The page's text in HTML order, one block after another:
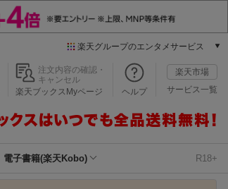
楽天グループのエンタメサービス
本/ゲーム/CD/DVD
楽天ブックス
楽天Kobo
注文内容の確認・
キャンセル
楽天ブックスMyページ
ヘルプ
楽天市場
サービス一覧
電子書籍(楽天Kobo) R18+